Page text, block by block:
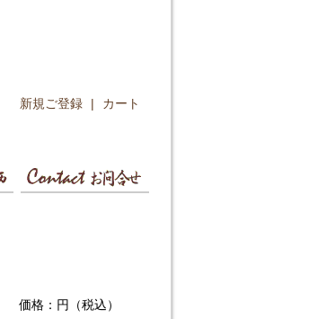
新規ご登録 | カート
価格：円（税込）